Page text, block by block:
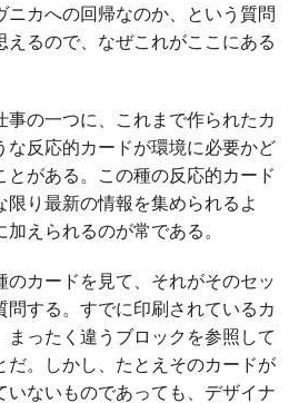
カへの回帰なのか、という質問
えるので、なぜこれがここにある
の一つに、これまで作られたカ
な反応的カードが環境に必要かど
とがある。この種の反応的カード
り最新の情報を集められるよ
えられるのが常である。
カードを見て、それがそのセッ
問する。すでに印刷されているカ
ったく違うブロックを参照して
だ。しかし、たとえそのカードが
ないものであっても、デザイナ